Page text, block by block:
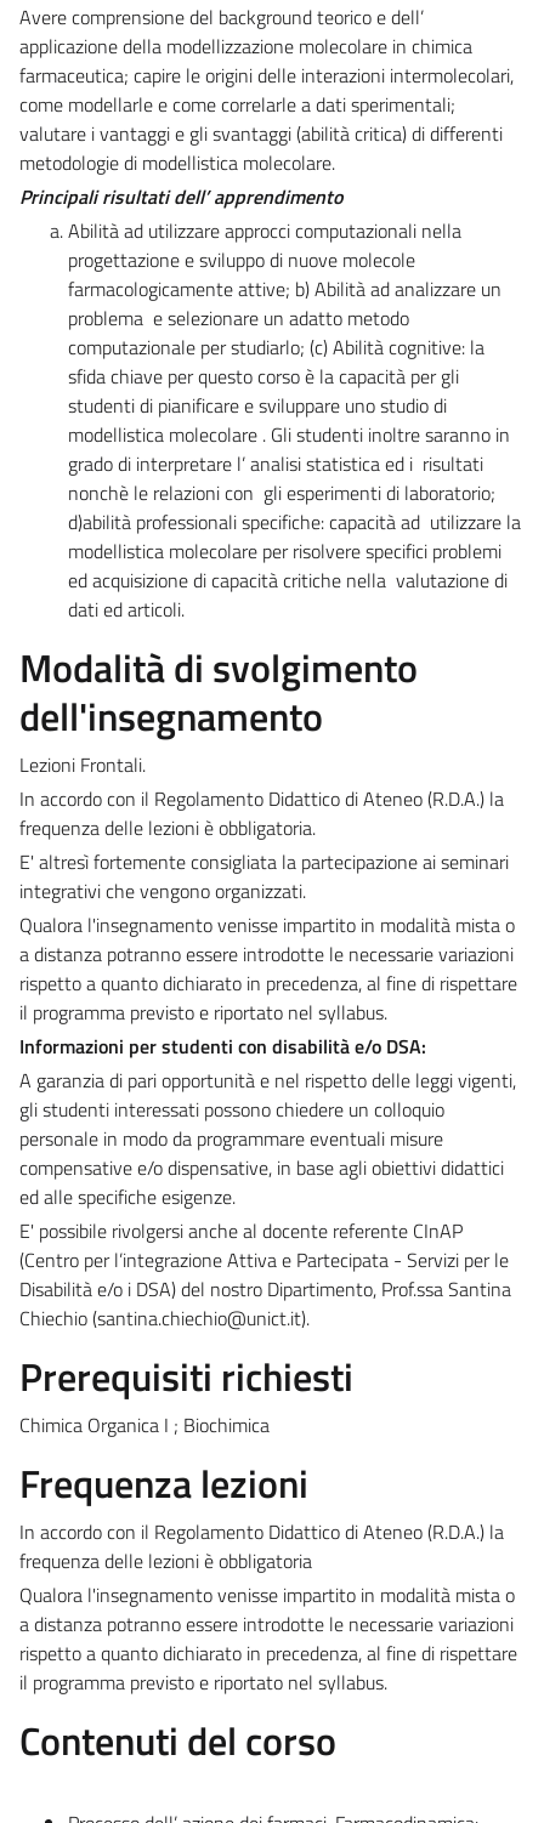
Avere comprensione del background teorico e dell’
applicazione della modellizzazione molecolare in chimica
farmaceutica; capire le origini delle interazioni intermolecolari,
come modellarle e come correlarle a dati sperimentali;
valutare i vantaggi e gli svantaggi (abilità critica) di differenti
metodologie di modellistica molecolare.
Principali risultati dell’ apprendimento
Abilità ad utilizzare approcci computazionali nella
progettazione e sviluppo di nuove molecole
farmacologicamente attive; b) Abilità ad analizzare un
problema e selezionare un adatto metodo
computazionale per studiarlo; (c) Abilità cognitive: la
sfida chiave per questo corso è la capacità per gli
studenti di pianificare e sviluppare uno studio di
modellistica molecolare . Gli studenti inoltre saranno in
grado di interpretare l’ analisi statistica ed i risultati
nonchè le relazioni con gli esperimenti di laboratorio;
d)abilità professionali specifiche: capacità ad utilizzare la
modellistica molecolare per risolvere specifici problemi
ed acquisizione di capacità critiche nella valutazione di
dati ed articoli.
Modalità di svolgimento
dell'insegnamento
Lezioni Frontali.
In accordo con il Regolamento Didattico di Ateneo (R.D.A.) la
frequenza delle lezioni è obbligatoria.
E' altresì fortemente consigliata la partecipazione ai seminari
integrativi che vengono organizzati.
Qualora l'insegnamento venisse impartito in modalità mista o
a distanza potranno essere introdotte le necessarie variazioni
rispetto a quanto dichiarato in precedenza, al fine di rispettare
il programma previsto e riportato nel syllabus.
Informazioni per studenti con disabilità e/o DSA:
A garanzia di pari opportunità e nel rispetto delle leggi vigenti,
gli studenti interessati possono chiedere un colloquio
personale in modo da programmare eventuali misure
compensative e/o dispensative, in base agli obiettivi didattici
ed alle specifiche esigenze.
E' possibile rivolgersi anche al docente referente CInAP
(Centro per l’integrazione Attiva e Partecipata - Servizi per le
Disabilità e/o i DSA) del nostro Dipartimento, Prof.ssa Santina
Chiechio (santina.chiechio@unict.it).
Prerequisiti richiesti
Chimica Organica I ; Biochimica
Frequenza lezioni
In accordo con il Regolamento Didattico di Ateneo (R.D.A.) la
frequenza delle lezioni è obbligatoria
Qualora l'insegnamento venisse impartito in modalità mista o
a distanza potranno essere introdotte le necessarie variazioni
rispetto a quanto dichiarato in precedenza, al fine di rispettare
il programma previsto e riportato nel syllabus.
Contenuti del corso